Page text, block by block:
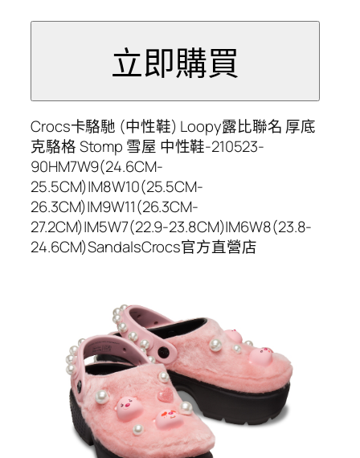
Crocs卡駱馳 (中性鞋) Loopy露比聯名 厚底
克駱格 Stomp 雪屋 中性鞋-210523-
90HM7W9(24.6CM-
25.5CM)|M8W10(25.5CM-
26.3CM)|M9W11(26.3CM-
27.2CM)|M5W7(22.9-23.8CM)|M6W8(23.8-
24.6CM)SandalsCrocs官方直營店